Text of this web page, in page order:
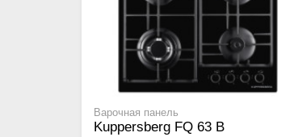
Варочная панель
Kuppersberg FQ 63 B